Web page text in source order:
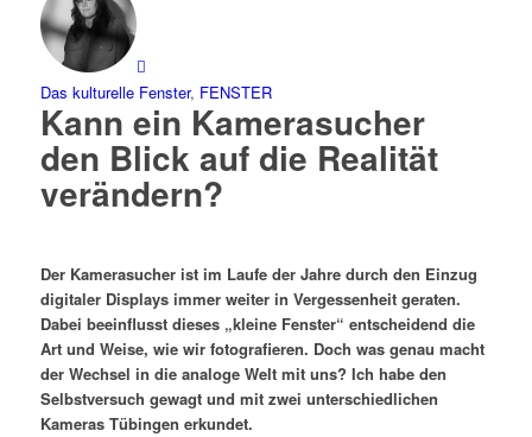
Das kulturelle Fenster, FENSTER
Kann ein Kamerasucher
den Blick auf die Realität
verändern?
Der Kamerasucher ist im Laufe der Jahre durch den Einzug
digitaler Displays immer weiter in Vergessenheit geraten.
Dabei beeinflusst dieses „kleine Fenster“ entscheidend die
Art und Weise, wie wir fotografieren. Doch was genau macht
der Wechsel in die analoge Welt mit uns? Ich habe den
Selbstversuch gewagt und mit zwei unterschiedlichen
Kameras Tübingen erkundet.